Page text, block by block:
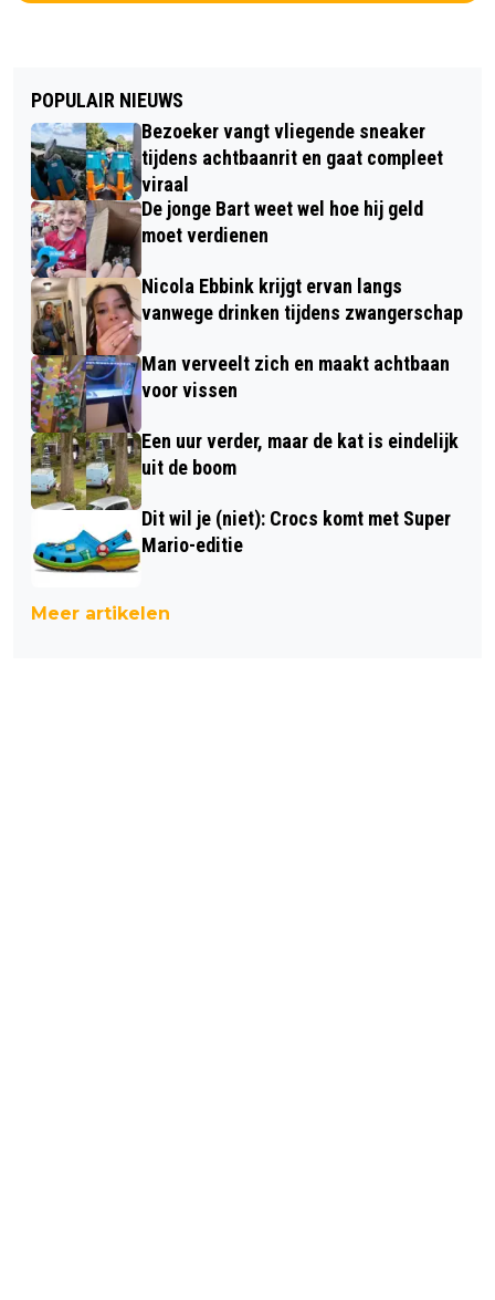
POPULAIR NIEUWS
Bezoeker vangt vliegende sneaker
tijdens achtbaanrit en gaat compleet
viraal
De jonge Bart weet wel hoe hij geld
moet verdienen
Nicola Ebbink krijgt ervan langs
vanwege drinken tijdens zwangerschap
Man verveelt zich en maakt achtbaan
voor vissen
Een uur verder, maar de kat is eindelijk
uit de boom
Dit wil je (niet): Crocs komt met Super
Mario-editie
Meer artikelen